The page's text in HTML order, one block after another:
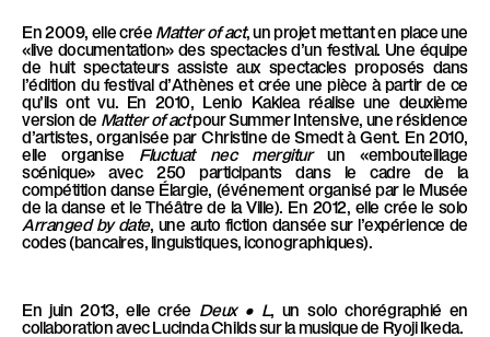
è
l
e
En 2009, elle crée Matter ofact, un projet mettant en place une
«live documentation» des spectacles d’un festival. Une équipe
de huit spectateurs assiste aux spectacles proposés dans
l’édition du festival d’Athènes et crée une pièce à partir de ce
qu’ils ont vu. En 2010, Lenio Kaklea réalise une deuxième
version de Matter ofactpour Summer Intensive, une résidence
d’artistes, organisée par Christine de Smedt à Gent. En 2010,
elle organise Fluctuat nec mergiturun «embouteillage
scénique» avec 250 participants dans le cadre de la
compétition danse Élargie, (événement organisé par le Musée
de la danse et le Théâtre de la Ville). En 2012, elle crée le solo
Arranged by date, une auto fiction dansée sur l’expérience de
codes (bancaires, linguistiques, iconographiques).
En juin 2013, elle crée Deux • L
, un solo chorégraphié en
collaboration avec Lucinda Childs sur la musique de Ryoji Ikeda.